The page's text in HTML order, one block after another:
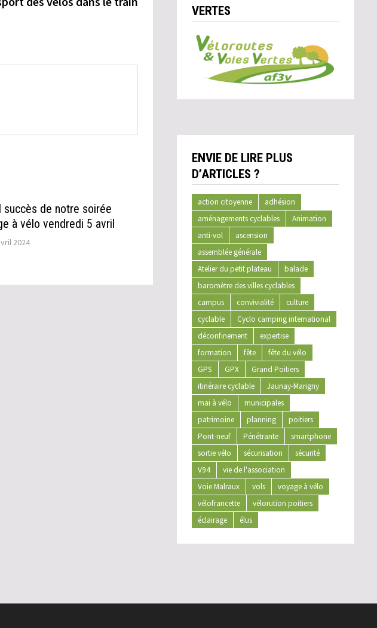
succès de notre soirée
à vélo vendredi 5 avril
2024
VERTES
ENVIE DE LIRE PLUS
D’ARTICLES ?
action citoyenne
adhésion
aménagements cyclables
Animation
anti-vol
ascension
assemblée générale
Atelier du petit plateau
balade
baromètre des villes cyclables
campus
convivialité
culture
cyclable
Cyclo camping international
déconfinement
expertise
formation
fête
fête du vélo
GPS
GPX
Grand Poitiers
itinéraire cyclable
Jaunay-Marigny
mai à vélo
municipales
patrimoine
planning
poitiers
Pont-neuf
Pénétrante
smartphone
sortie vélo
sécurisation
sécurité
V94
vie de l'association
Voie Malraux
vols
voyage à vélo
vélofrancette
vélorution poitiers
éclairage
élus